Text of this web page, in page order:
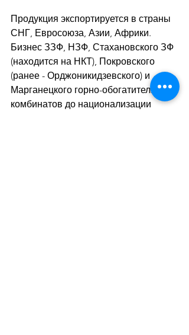
Продукция экспортируется в страны
СНГ, Евросоюза, Азии, Африки.
Бизнес ЗЗФ, НЗФ, Стахановского ЗФ
(находится на НКТ), Покровского
(ранее - Орджоникидзевского) и
Марганецкого горно-обогатительных
комбинатов до национализации